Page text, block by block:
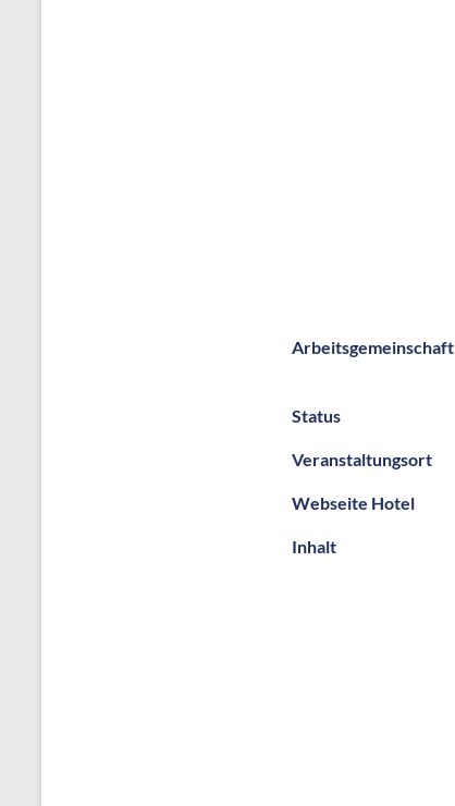
Arbeitsgemeinschaft
Status
Veranstaltungsort
Webseite Hotel
Inhalt